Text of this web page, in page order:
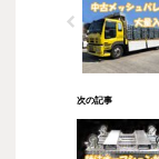
次の記事